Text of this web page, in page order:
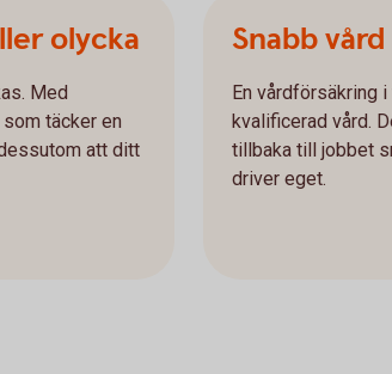
olycka
Med
täcker en
att ditt
Snabb
En vårdförsäkring
kvalificerad vård.
tillbaka till jobbet
driver eget.